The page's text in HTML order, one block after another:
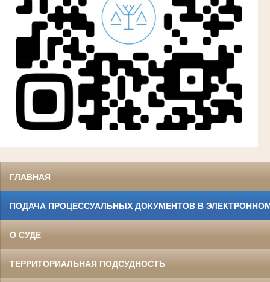
ГЛАВНАЯ
ПОДАЧА ПРОЦЕССУАЛЬНЫХ ДОКУМЕНТОВ В
О СУДЕ
ТЕРРИТОРИАЛЬНАЯ ПОДСУДНОСТЬ